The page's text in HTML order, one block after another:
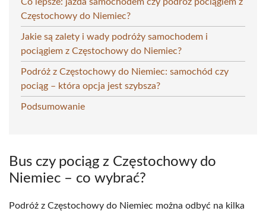
Częstochowy do Niemiec?
Jakie są zalety i wady podróży samochodem i
pociągiem z Częstochowy do Niemiec?
Podróż z Częstochowy do Niemiec: samochód czy
pociąg – która opcja jest szybsza?
Podsumowanie
Bus czy pociąg z Częstochowy do
Niemiec – co wybrać?
Podróż z Częstochowy do Niemiec można odbyć na kilka